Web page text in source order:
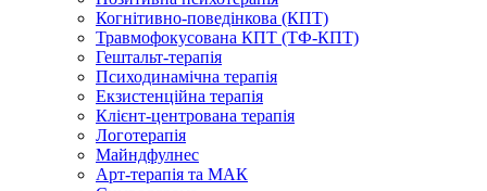
Когнітивно-поведінкова (КПТ)
Травмофокусована КПТ (ТФ-КПТ)
Гештальт-терапія
Психодинамічна терапія
Екзистенційна терапія
Клієнт-центрована терапія
Логотерапія
Майндфулнес
Арт-терапія та МАК